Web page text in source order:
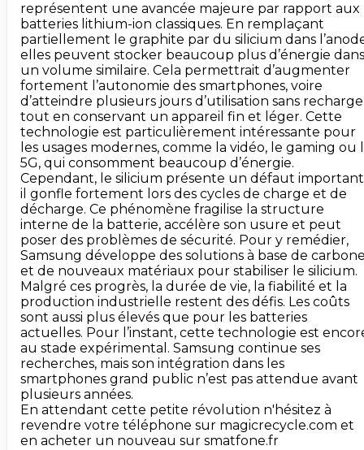
représentent une avancée majeure par rapport aux
batteries lithium-ion classiques. En remplaçant
partiellement le graphite par du silicium dans
elles peuvent stocker beaucoup plus d’énergie dans
un volume similaire. Cela permettrait d’augmenter
fortement l’autonomie des smartphones, voire
d’atteindre plusieurs jours d’utilisation sans
tout en conservant un appareil fin et léger. Cette
technologie est particulièrement intéressante pour
les usages modernes, comme la vidéo, le gaming ou
5G, qui consomment beaucoup d’énergie.
Cependant, le silicium présente un défaut important
il gonfle fortement lors des cycles de charge et de
décharge. Ce phénomène fragilise la structure
interne de la batterie, accélère son usure et peut
poser des problèmes de sécurité. Pour y remédier,
Samsung développe des solutions à base de
et de nouveaux matériaux pour stabiliser le silicium.
Malgré ces progrès, la durée de vie, la fiabilité et la
production industrielle restent des défis. Les coûts
sont aussi plus élevés que pour les batteries
actuelles. Pour l’instant, cette technologie est
au stade expérimental. Samsung continue ses
recherches, mais son intégration dans les
smartphones grand public n’est pas attendue avant
plusieurs années.
En attendant cette petite révolution n'hésitez à
revendre votre téléphone sur magicrecycle.com et
en acheter un nouveau sur smatfone.fr